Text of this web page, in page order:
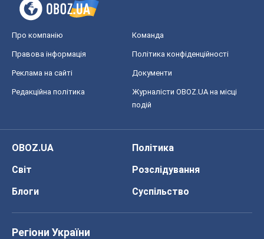
Про компанію Команда
Правова інформація Політика конфіденційності
Реклама на сайті Документи
Редакційна політика
Журналісти OBOZ.UA на місці
подій
OBOZ.UA
Політика
Світ
Розслідування
Блоги
Суспільство
Регіони України